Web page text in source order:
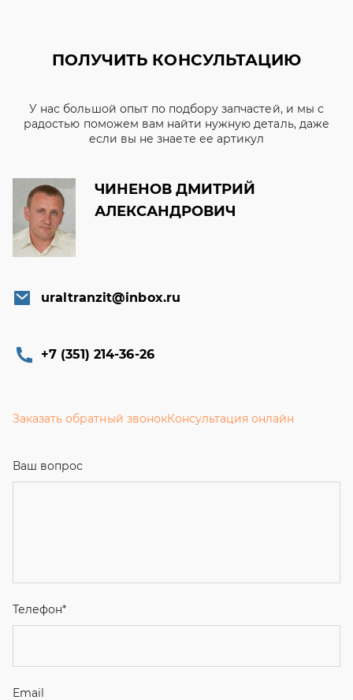
ПОЛУЧИТЬ КОНСУЛЬТАЦИЮ
У нас большой опыт по подбору запчастей, и мы с
радостью поможем вам найти нужную деталь, даже
если вы не знаете ее артикул
ЧИНЕНОВ ДМИТРИЙ
АЛЕКСАНДРОВИЧ
uraltranzit@inbox.ru
+7 (351) 214-36-26
Заказать обратный звонокКонсультация онлайн
Ваш вопрос